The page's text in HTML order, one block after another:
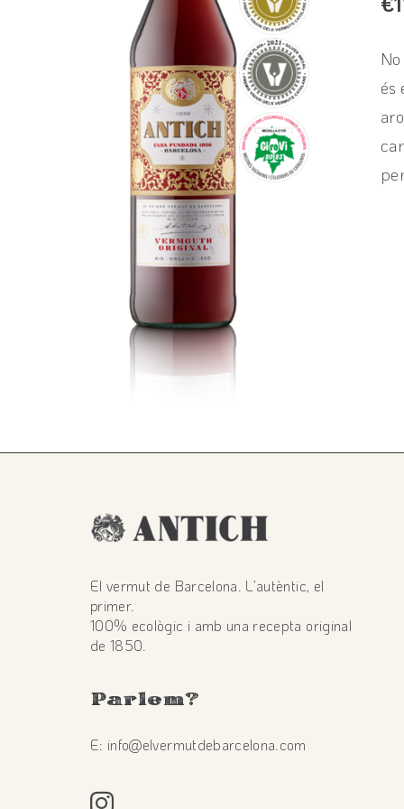
és
El vermut de Barcelona. L’autèntic, el
primer.
100% ecològic i amb una recepta original
de 1850.
Parlem?
E: info@elvermutdebarcelona.com